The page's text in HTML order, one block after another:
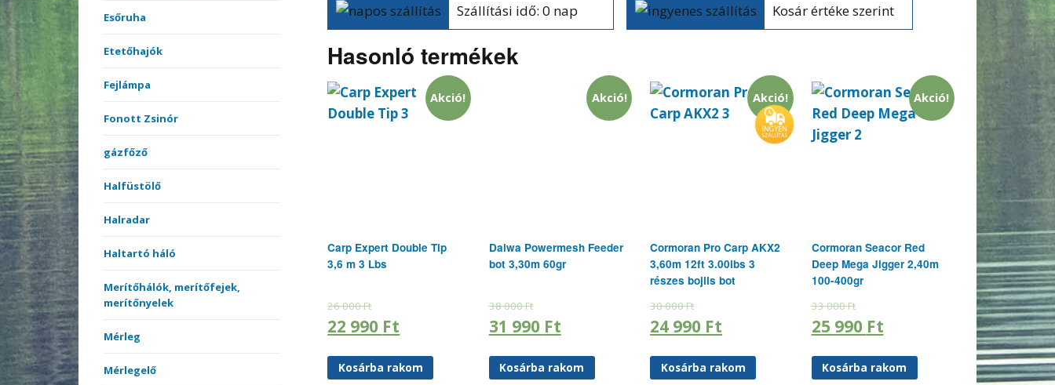
Esőruha
Etetőhajók
Fejlámpa
Fonott Zsinór
gázfőző
Halfüstölő
Halradar
Haltartó háló
Merítőhálók, merítőfejek,
merítőnyelek
Mérleg
Mérlegelő
Szállítási idő: 0 nap Kosár értéke szerint
Hasonló termékek
Akció!
Carp Expert Double Tip
3,6 m 3 Lbs
26 000Ft
22 990 Ft
Kosárba rakom
Akció!
Daiwa Powermesh Feeder
bot 3,30m 60gr
38 000Ft
31 990 Ft
Kosárba rakom
Akció!
Cormoran Pro Carp AKX2
3,60m 12ft 3.00lbs 3
részes bojlis bot
30 000Ft
24 990 Ft
Kosárba rakom
Akció!
Cormoran Seacor Red
Deep Mega Jigger 2,40m
100-400gr
33 000Ft
25 990 Ft
Kosárba rakom